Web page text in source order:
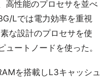
高性能のプロセサを並べ
Lでは電力効率を重視
な設計のプロセサを使
ートノードを使った。
を搭載しL3キャッシュ